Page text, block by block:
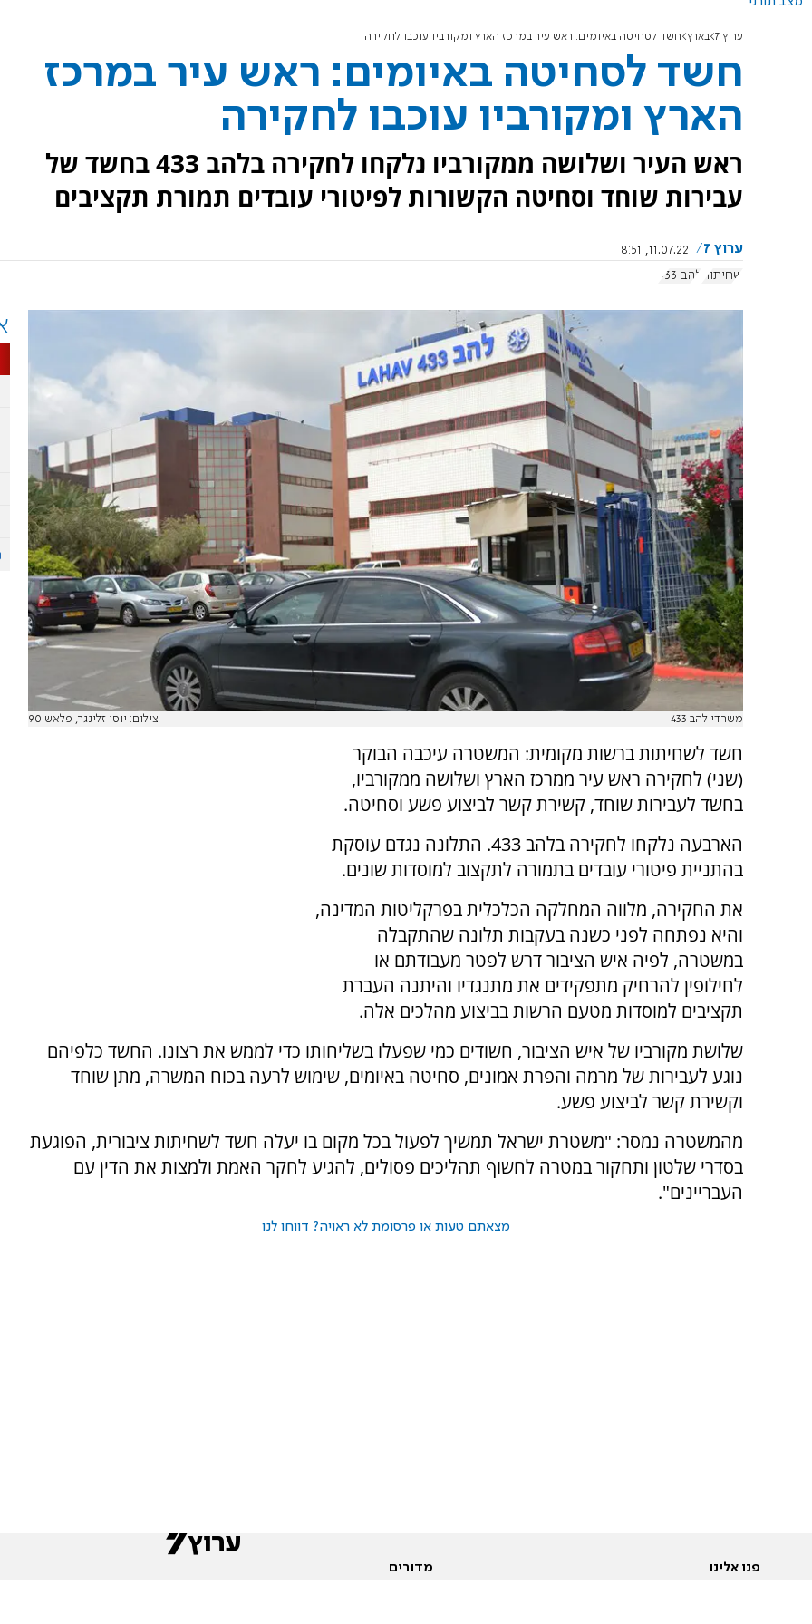
ערוץ 7 בארץ חשד לסחיטה באיומים: ראש עיר במרכז הארץ ומקורביו עוכבו לחקירה
חשד לסחיטה באיומים: ראש עיר במרכז
הארץ ומקורביו עוכבו לחקירה
ראש העיר ושלושה ממקורביו נלקחו לחקירה בלהב 433 בחשד של
עבירות שוחד וסחיטה הקשורות לפיטורי עובדים תמורת תקציבים
ערוץ 7
11.07.22, 8:51
שחיתות
להב 433
משרדי להב 433 צילום: יוסי זלינגר, פלאש 90
חשד לשחיתות ברשות מקומית: המשטרה עיכבה הבוקר
(שני) לחקירה ראש עיר ממרכז הארץ ושלושה ממקורביו,
בחשד לעבירות שוחד, קשירת קשר לביצוע פשע וסחיטה.
הארבעה נלקחו לחקירה בלהב 433. התלונה נגדם עוסקת
בהתניית פיטורי עובדים בתמורה לתקצוב למוסדות שונים.
את החקירה, מלווה המחלקה הכלכלית בפרקליטות המדינה,
והיא נפתחה לפני כשנה בעקבות תלונה שהתקבלה
במשטרה, לפיה איש הציבור דרש לפטר מעבודתם או
לחילופין להרחיק מתפקידים את מתנגדיו והיתנה העברת
תקציבים למוסדות מטעם הרשות בביצוע מהלכים אלה.
שלושת מקורביו של איש הציבור, חשודים כמי שפעלו בשליחותו כדי לממש את רצונו. החשד כלפיהם
נוגע לעבירות של מרמה והפרת אמונים, סחיטה באיומים, שימוש לרעה בכוח המשרה, מתן שוחד
וקשירת קשר לביצוע פשע.
מהמשטרה נמסר: "משטרת ישראל תמשיך לפעול בכל מקום בו יעלה חשד לשחיתות ציבורית, הפוגעת
בסדרי שלטון ותחקור במטרה לחשוף תהליכים פסולים, להגיע לחקר האמת ולמצות את הדין עם
העבריינים".
מצאתם טעות או פרסומת לא ראויה? דווחו לנו
פנו אלינו מדורים